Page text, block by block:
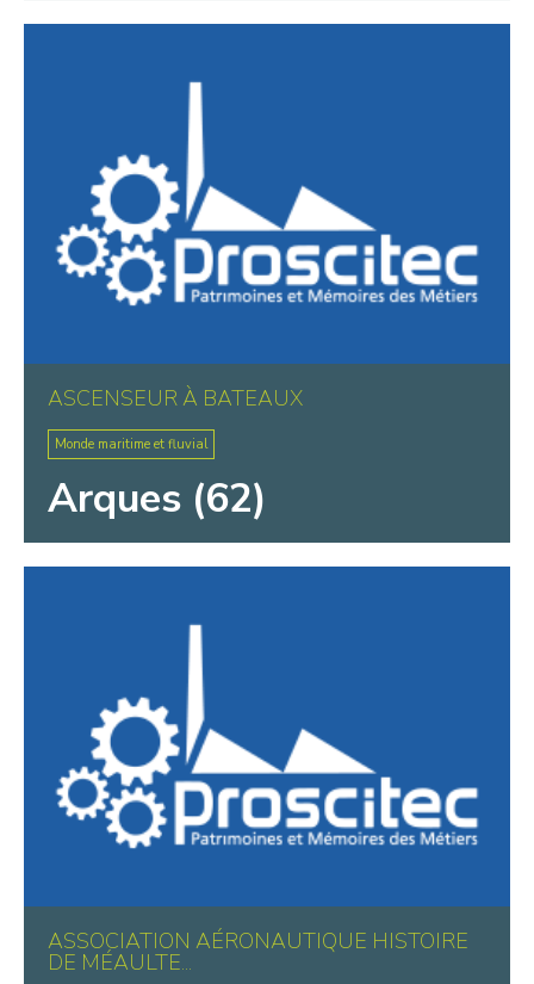
ASCENSEUR À BATEAUX
Monde maritime et fluvial
Arques (62)
ASSOCIATION AÉRONAUTIQUE HISTOIRE
DE MÉAULTE...